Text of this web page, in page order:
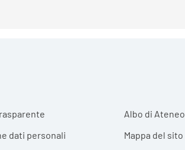
dati personali
Albo di Ateneo
Mappa del sito